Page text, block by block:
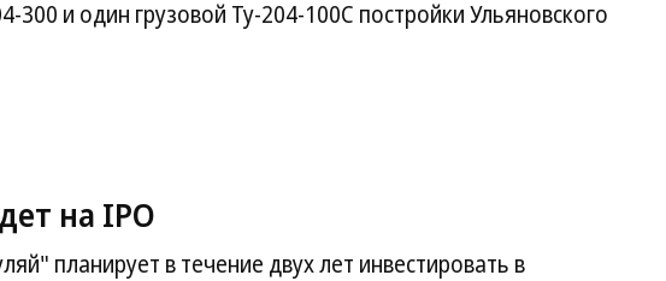
300 и один грузовой Ту-204-100С постройки Ульяновского
на IPO
планирует в течение двух лет инвестировать в